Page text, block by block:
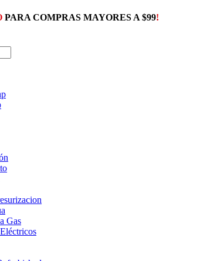
PARA COMPRAS MAYORES A $99!
Gas